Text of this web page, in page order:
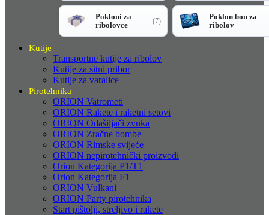
Pokloni za
ribolovce
(7)
Poklon bon za
ribolov
Kutije
Transportne kutije za ribolov
Kutije za sitni pribor
Kutije za varalice
Pirotehnika
ORION Vatrometi
ORION Rakete i raketni setovi
ORION Odašiljači zvuka
ORION Zračne bombe
ORION Rimske svijeće
ORION nepirotehnički proizvodi
Orion Kategorija P1/T1
Orion Kategorija F1
ORION Vulkani
ORION Party pirotehnika
Start pištolji, streljivo i rakete